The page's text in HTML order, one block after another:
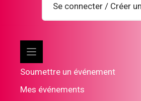
Se connecter / Créer
Soumettre un événement
Mes événements